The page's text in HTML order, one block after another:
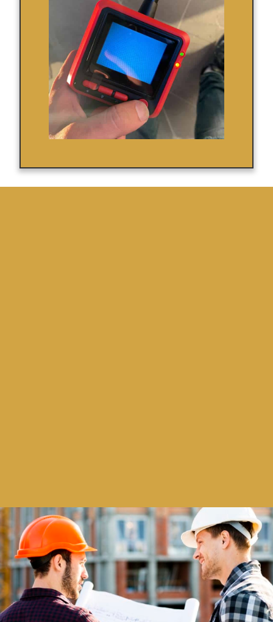
בדק בית לפני קניה
כאשר מדובר בעסקה גדולה כמו רשימת דירה, אין ספק
שאתם רוצים לבדוק כמה פעמים את מצב הנכס לפני
שאתם רוכשים אותו. לעתים רבות הוא מוצג יפה מבחוץ:
הצבע, הריצוף, הקירות, התקרה. מתחת לפני השטח עשויים
להיות דברים הסמויים מן העין ועשויים להתפרץ ולצוץ כמה